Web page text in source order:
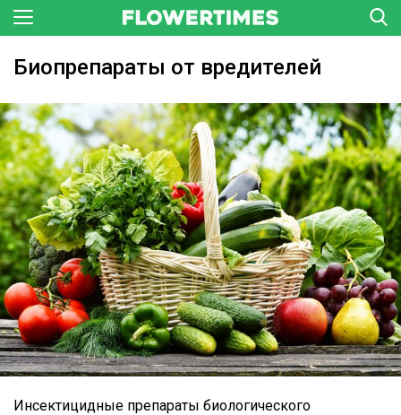
Биопрепараты от вредителей
Инсектицидные препараты биологического